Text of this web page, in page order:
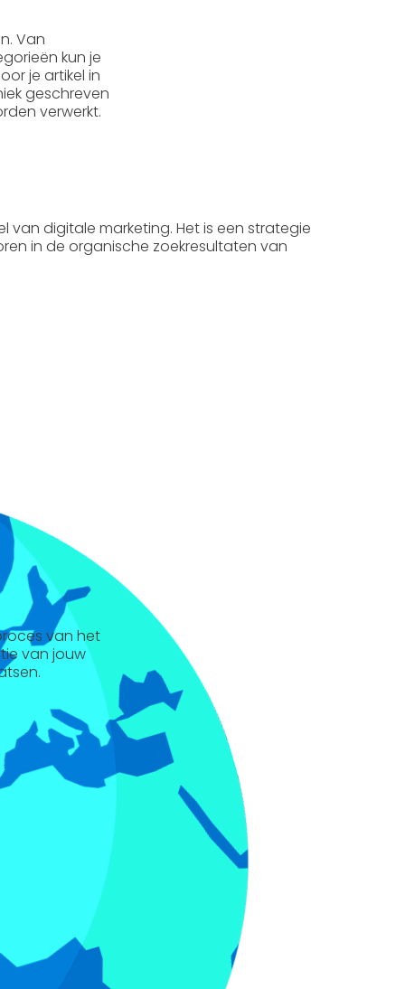
Van
kun je
je artikel in
geschreven
verwerkt.
van digitale marketing. Het is een strategie
in de organische zoekresultaten van
van het
van jouw